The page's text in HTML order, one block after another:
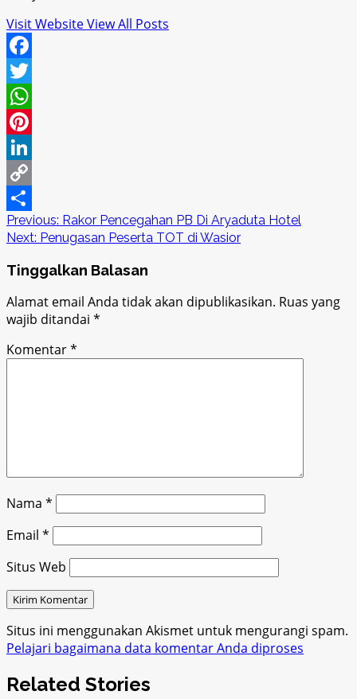
Visit WebsiteView All Posts
Facebook
Twitter
WhatsApp
Pinterest
LinkedIn
Copy
Link
Share
Post
navigation
Previous: Rakor Pencegahan PB Di Aryaduta Hotel
Next: Penugasan Peserta TOT di Wasior
Tinggalkan Balasan
Alamat email Anda tidak akan dipublikasikan. Ruas yang
wajib ditandai *
Komentar*
Nama *
Email *
Situs Web
Situs ini menggunakan Akismet untuk mengurangi spam.
Pelajari bagaimana data komentar Anda diproses
Related Stories